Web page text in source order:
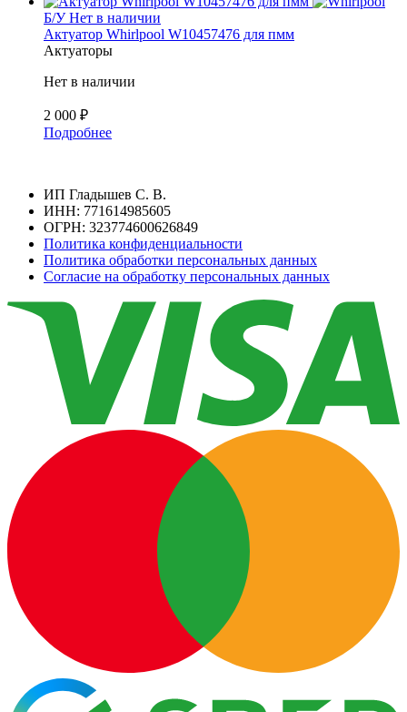
Б/У Нет в наличии
Актуатор Whirlpool W10457476 для пмм
Актуаторы
Нет в наличии
2 000 ₽
Подробнее
ИП Гладышев С. В.
ИНН: 771614985605
ОГРН: 323774600626849
Политика конфиденциальности
Политика обработки персональных данных
Согласие на обработку персональных данных